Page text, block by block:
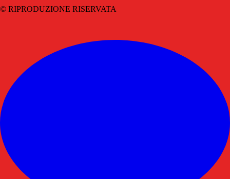
© RIPRODUZIONE RISERVATA